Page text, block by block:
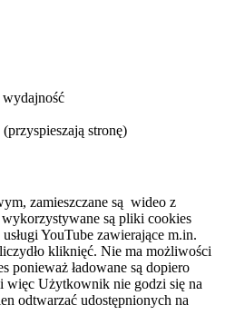
wydajność
stronę)
zamieszczane są wideo z
są pliki cookies
YouTube zawierające m.in.
kliknięć. Nie ma możliwości
ponieważ ładowane są dopiero
więc Użytkownik nie godzi się na
odtwarzać udostępnionych na